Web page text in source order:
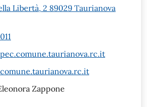
Libertà, 2 89029 Taurianova
Zappone